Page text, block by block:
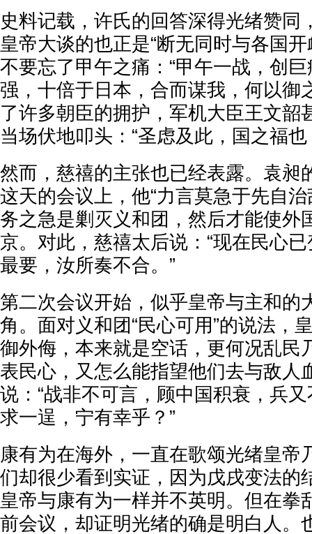
史料记载，许氏的回答深得光绪赞同
皇帝大谈的也正是“断无同时与各国
不要忘了甲午之痛：“甲午一战，创
强，十倍于日本，合而谋我，何以御
了许多朝臣的拥护，军机大臣王文韶
当场伏地叩头：“圣虑及此，国之福也
然而，慈禧的主张也已经表露。袁昶
这天的会议上，他“力言莫急于先自
务之急是剿灭义和团，然后才能使外
京。对此，慈禧太后说：“现在民心
最要，汝所奏不合。”
第二次会议开始，似乎皇帝与主和的
角。面对义和团“民心可用”的说法，
御外侮，本来就是空话，更何况乱民
表民心，又怎么能指望他们去与敌人
说：“战非不可言，顾中国积衰，兵
求一逞，宁有幸乎？”
康有为在海外，一直在歌颂光绪皇帝
们却很少看到实证，因为戊戌变法的
皇帝与康有为一样并不英明。但在拳
前会议，却证明光绪的确是明白人。